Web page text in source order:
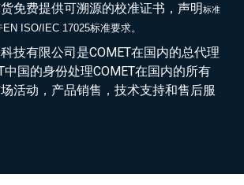
免费提供可溯源的校准证书，声明标准
EN ISO/IEC 17025标准要求。
技有限公司是COMET在国内的总代理
中国的身份处理COMET在国内的所有
活动，产品销售，技术支持和售后服